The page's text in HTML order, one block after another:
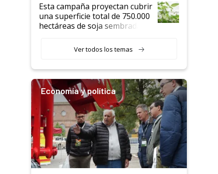
Esta campaña proyectan cubrir
una superficie total de 750.000
hectáreas de soja sembradas
variedades que marcan un
salto tecnológico en genética y
Ver todos los temas
Economía y política